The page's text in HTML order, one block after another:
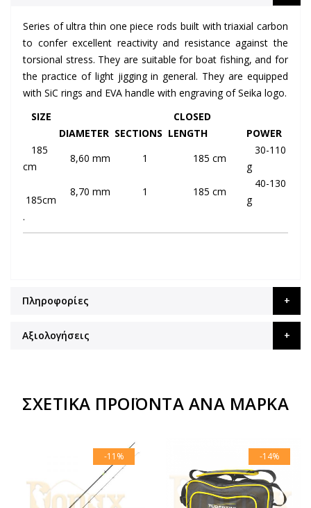
Series of ultra thin one piece rods built with triaxial carbon
to confer excellent reactivity and resistance against the
torsional stress. They are suitable for boat fishing, and for
the practice of light jiggingin general. They are equipped
with SiC rings and EVA handle with engraving ofSeika logo.
SIZE
DIAMETER SECTIONS
CLOSED
LENGTH
POWER
185
cm
8,60 mm 1 185 cm
30-110
g
185cm
8,70 mm 1 185 cm
40-130
g
.
Πληροφορίες
Αξιολογήσεις
ΣΧΕΤΙΚΆ ΠΡΟΪΌΝΤΑ ΑΝΆ ΜΆΡΚΑ
-11% -14%